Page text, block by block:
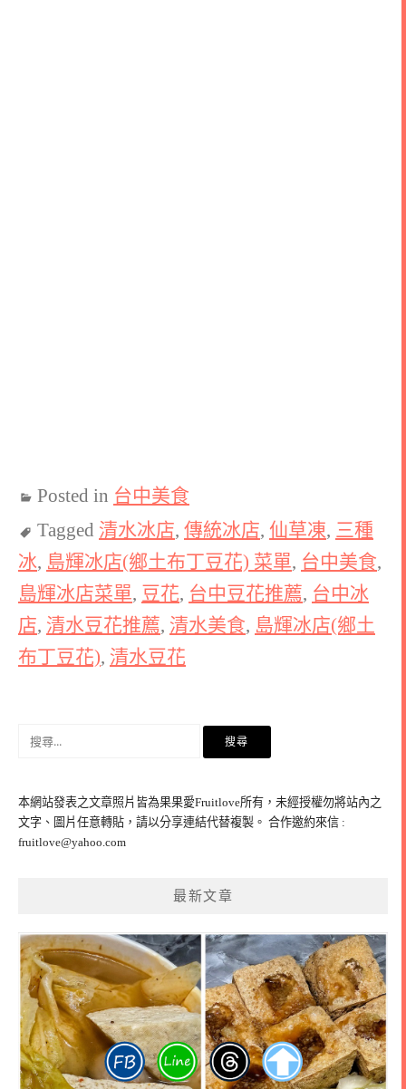
Posted in 台中美食
Tagged 清水冰店, 傳統冰店, 仙草凍, 三種
冰, 島輝冰店(鄉土布丁豆花) 菜單, 台中美食,
島輝冰店菜單, 豆花, 台中豆花推薦, 台中冰
店, 清水豆花推薦, 清水美食, 島輝冰店(鄉土
布丁豆花), 清水豆花
字:
本網站發表之文章照片皆為果果愛Fruitlove所有，未經授權勿將站內之
文字、圖片任意轉貼，請以分享連結代替複製。 合作邀約來信 :
fruitlove@yahoo.com
最新文章